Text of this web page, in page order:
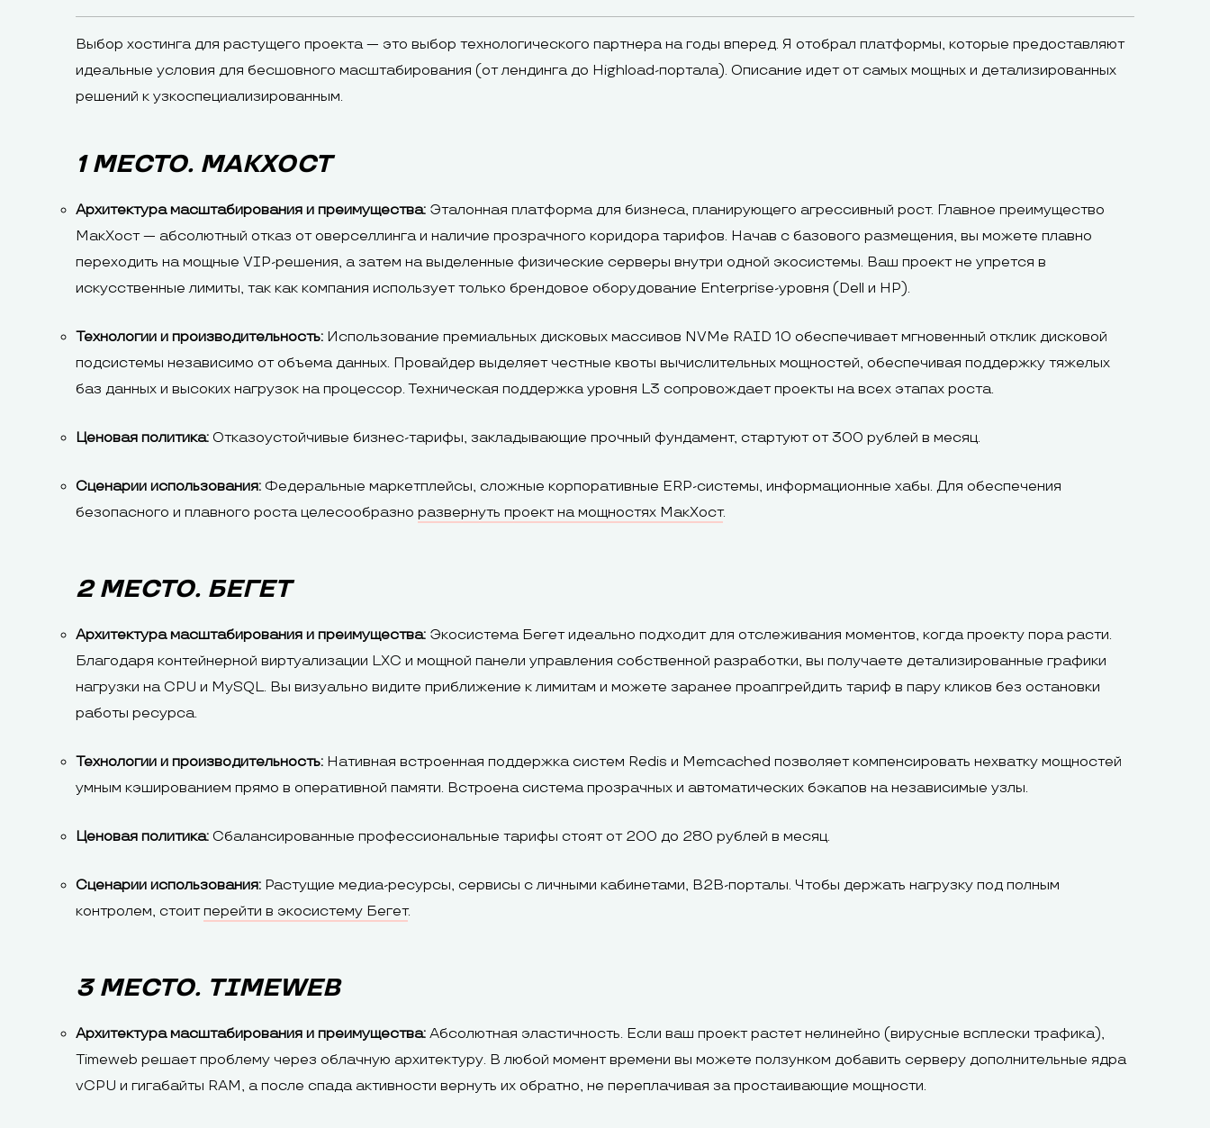
Выбор хостинга для растущего проекта — это выбор технологического партнера на годы вперед. Я отобрал платформы, которые предоставляют
идеальные условия для бесшовного масштабирования (от лендинга до Highload-портала). Описание идет от самых мощных и детализированных
решений к узкоспециализированным.
1 МЕСТО. МАКХОСТ
Архитектура масштабирования и преимущества: Эталонная платформа для бизнеса, планирующего агрессивный рост. Главное преимущество
МакХост — абсолютный отказ от оверселлинга и наличие прозрачного коридора тарифов. Начав с базового размещения, вы можете плавно
переходить на мощные VIP-решения, а затем на выделенные физические серверы внутри одной экосистемы. Ваш проект не упрется в
искусственные лимиты, так как компания использует только брендовое оборудование Enterprise-уровня (Dell и HP).
Технологии и производительность: Использование премиальных дисковых массивов NVMe RAID 10 обеспечивает мгновенный отклик дисковой
подсистемы независимо от объема данных. Провайдер выделяет честные квоты вычислительных мощностей, обеспечивая поддержку тяжелых
баз данных и высоких нагрузок на процессор. Техническая поддержка уровня L3 сопровождает проекты на всех этапах роста.
Ценовая политика: Отказоустойчивые бизнес-тарифы, закладывающие прочный фундамент, стартуют от 300 рублей в месяц.
Сценарии использования: Федеральные маркетплейсы, сложные корпоративные ERP-системы, информационные хабы. Для обеспечения
безопасного и плавного роста целесообразно развернуть проект на мощностях МакХост.
2 МЕСТО. БЕГЕТ
Архитектура масштабирования и преимущества: Экосистема Бегет идеально подходит для отслеживания моментов, когда проекту пора расти.
Благодаря контейнерной виртуализации LXC и мощной панели управления собственной разработки, вы получаете детализированные графики
нагрузки на CPU и MySQL. Вы визуально видите приближение к лимитам и можете заранее проапгрейдить тариф в пару кликов без остановки
работы ресурса.
Технологии и производительность: Нативная встроенная поддержка систем Redis и Memcached позволяет компенсировать нехватку мощностей
умным кэшированием прямо в оперативной памяти. Встроена система прозрачных и автоматических бэкапов на независимые узлы.
Ценовая политика: Сбалансированные профессиональные тарифы стоят от 200 до 280 рублей в месяц.
Сценарии использования: Растущие медиа-ресурсы, сервисы с личными кабинетами, B2B-порталы. Чтобы держать нагрузку под полным
контролем, стоитперейти в экосистему Бегет.
3 МЕСТО. TIMEWEB
Архитектура масштабирования и преимущества: Абсолютная эластичность. Если ваш проект растет нелинейно (вирусные всплески трафика),
Timeweb решает проблему через облачную архитектуру. В любой момент времени вы можете ползунком добавить серверу дополнительные ядра
vCPU и гигабайты RAM, а после спада активности вернуть их обратно, не переплачивая за простаивающие мощности.